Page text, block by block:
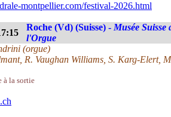
montpellier.com/festival-2026.html
Roche (Vd) (Suisse) - Musée Suisse
l'Orgue
(orgue)
R. Vaughan Williams, S. Karg-Elert,
à la sortie